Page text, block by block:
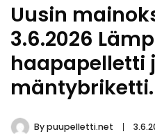
Uusin
3.6.2026
haapapelletti
mäntybriketti.
Bypuupelletti.net